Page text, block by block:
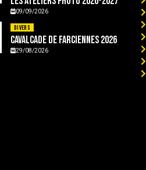
09/09/2026
Divers
Cavalcade de Farciennes 2026
29/08/2026